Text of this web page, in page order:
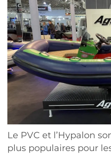
Le PVC et l’Hypalon
plus populaires pour